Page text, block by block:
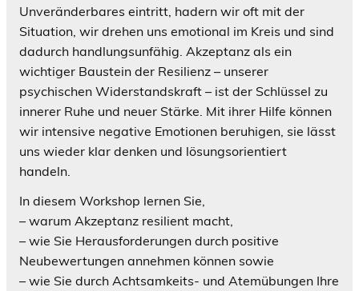
Unveränderbares eintritt, hadern wir oft mit der
Situation, wir drehen uns emotional im Kreis und sind
dadurch handlungsunfähig. Akzeptanz als ein
wichtiger Baustein der Resilienz – unserer
psychischen Widerstandskraft – ist der Schlüssel zu
innerer Ruhe und neuer Stärke. Mit ihrer Hilfe können
wir intensive negative Emotionen beruhigen, sie lässt
uns wieder klar denken und lösungsorientiert
handeln.
In diesem Workshop lernen Sie,
– warum Akzeptanz resilient macht,
– wie Sie Herausforderungen durch positive
Neubewertungen annehmen können sowie
– wie Sie durch Achtsamkeits- und Atemübungen Ihre